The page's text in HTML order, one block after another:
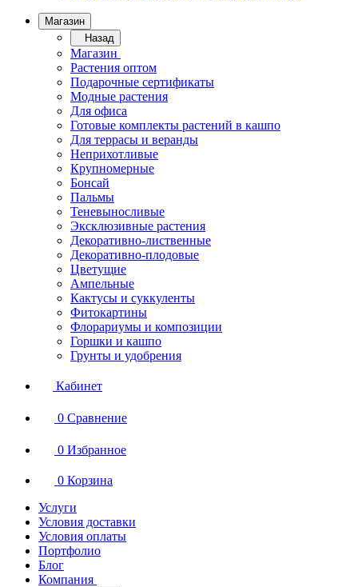
Магазин
Назад
Магазин
Растения оптом
Подарочные сертификаты
Модные растения
Для офиса
Готовые комплекты растений в кашпо
Для террасы и веранды
Неприхотливые
Крупномерные
Бонсай
Пальмы
Теневыносливые
Эксклюзивные растения
Декоративно-лиственные
Декоративно-плодовые
Цветущие
Ампельные
Кактусы и суккуленты
Фитокартины
Флорариумы и композиции
Горшки и кашпо
Грунты и удобрения
Кабинет
0 Сравнение
0 Избранное
0 Корзина
Услуги
Условия доставки
Условия оплаты
Портфолио
Блог
Компания